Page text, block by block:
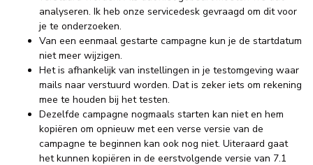
analyseren. Ik heb onze servicedesk gevraagd om dit voor
je te onderzoeken.
Van een eenmaal gestarte campagne kun je de startdatum
niet meer wijzigen.
Het is afhankelijk van instellingen in je testomgeving waar
mails naar verstuurd worden. Dat is zeker iets om rekening
mee te houden bij het testen.
Dezelfde campagne nogmaals starten kan niet en hem
kopiëren om opnieuw met een verse versie van de
campagne te beginnen kan ook nog niet. Uiteraard gaat
het kunnen kopiëren in de eerstvolgende versie van 7.1